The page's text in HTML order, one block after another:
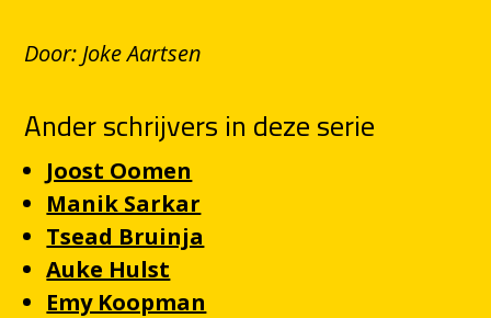
Door: Joke Aartsen
Ander schrijvers in deze serie
Joost Oomen
Manik Sarkar
Tsead Bruinja
Auke Hulst
Emy Koopman